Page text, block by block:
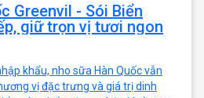
Greenvil - Sói Biển
giữ trọn vị tươi ngon
khẩu, nho sữa Hàn Quốc vẫn
vị đặc trưng và giá trị dinh